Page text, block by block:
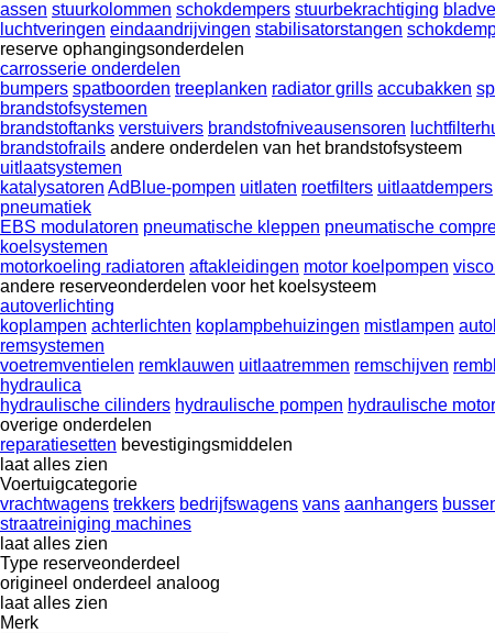
assen stuurkolommen schokdempers stuurbekrachtiging
luchtveringen eindaandrijvingen stabilisatorstangen
reserve ophangingsonderdelen
carrosserie onderdelen
bumpers spatboorden treeplanken radiator grills accubakken
brandstofsystemen
brandstoftanks verstuivers brandstofniveausensoren
brandstofrails andere onderdelen van het brandstofsysteem
uitlaatsystemen
katalysatoren AdBlue-pompen uitlaten roetfilters uitlaatdempers
pneumatiek
EBS modulatoren pneumatische kleppen pneumatische
koelsystemen
motorkoeling radiatoren aftakleidingen motor koelpompen
andere reserveonderdelen voor het koelsysteem
autoverlichting
koplampen achterlichten koplampbehuizingen mistlampen
remsystemen
voetremventielen remklauwen uitlaatremmen remschijven
hydraulica
hydraulische cilinders hydraulische pompen hydraulische
overige onderdelen
reparatiesetten bevestigingsmiddelen
laat alles zien
Voertuigcategorie
vrachtwagens trekkers bedrijfswagens vans aanhangers
straatreiniging machines
laat alles zien
Type reserveonderdeel
origineel onderdeel analoog
laat alles zien
Merk